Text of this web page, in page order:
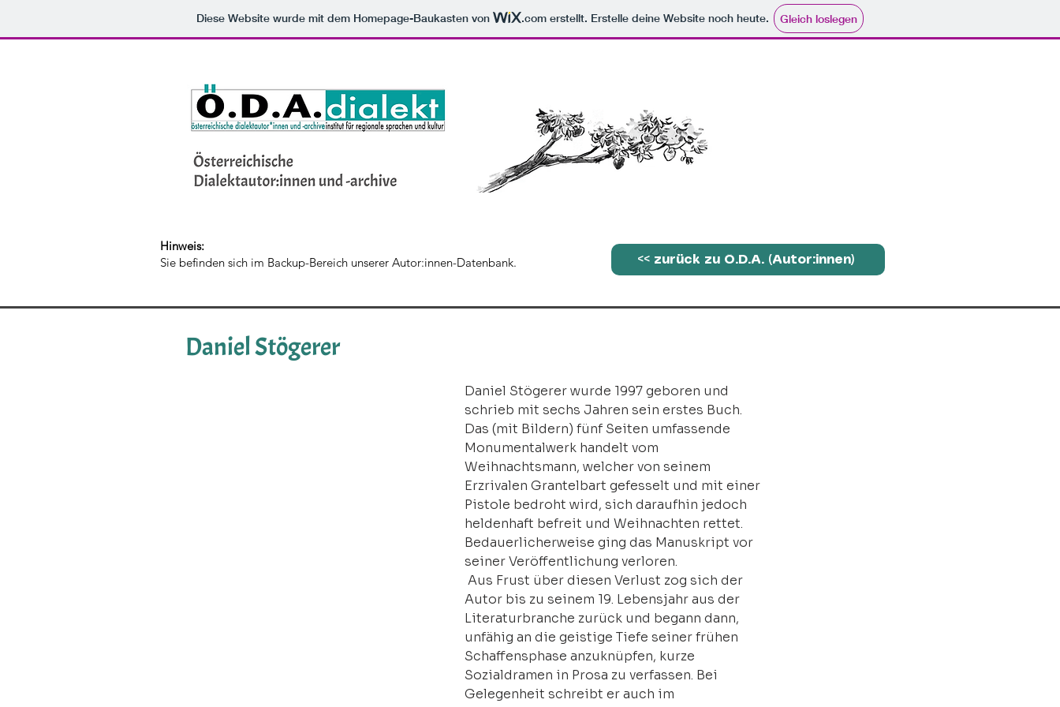
Diese Website wurde mit dem Homepage-Baukasten von .com erstellt. Erstelle deine Website noch heute. Gleich loslegen
Hinweis:
Sie befinden sich im Backup-Bereich unserer Autor:innen-Datenbank.
<< zurück zu Ö.D.A. (Autor:innen)
Daniel Stögerer
Daniel Stögerer wurde 1997 geboren und
schrieb mit sechs Jahren sein erstes Buch.
Das (mit Bildern) fünf Seiten umfassende
Monumentalwerk handelt vom
Weihnachtsmann, welcher von seinem
Erzrivalen Grantelbart gefesselt und mit einer
Pistole bedroht wird, sich daraufhin jedoch
heldenhaft befreit und Weihnachten rettet.
Bedauerlicherweise ging das Manuskript vor
seiner Veröffentlichung verloren.
Autor bis zu seinem 19. Lebensjahr aus der
Literaturbranche zurück und begann dann,
unfähig an die geistige Tiefe seiner frühen
Schaffensphase anzuknüpfen, kurze
Sozialdramen in Prosa zu verfassen. Bei
Gelegenheit schreibt er auch im